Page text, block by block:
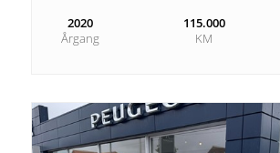
2020
Årgang
115.000
KM